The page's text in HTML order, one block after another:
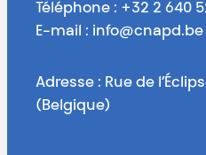
Téléphone : +32 2 640
E-mail : info@cnapd.be
Adresse : Rue de
(Belgique)